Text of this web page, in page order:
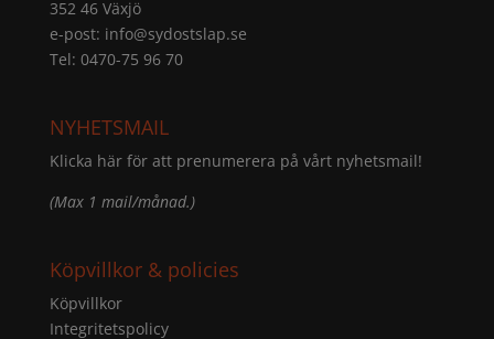
352 46 Växjö
e-post: info@sydostslap.se
Tel: 0470-75 96 70
NYHETSMAIL
Klicka här för att prenumerera på vårt nyhetsmail!
(Max 1 mail/månad.)
Köpvillkor & policies
Köpvillkor
Integritetspolicy